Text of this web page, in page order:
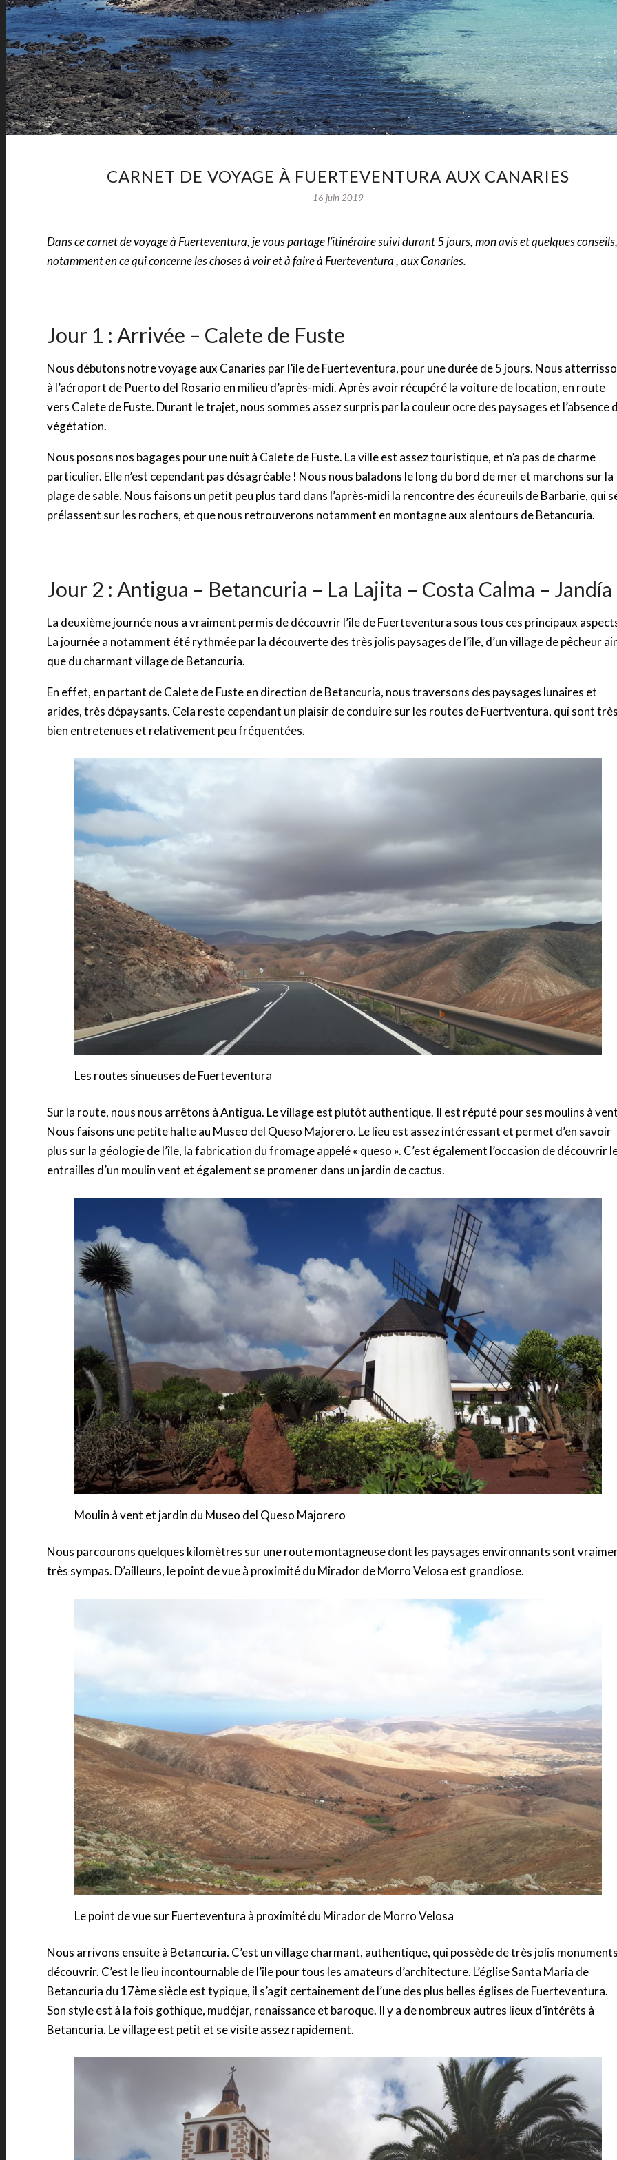
CARNET DE VOYAGE À FUERTEVENTURA AUX CANARIES
16 juin 2019
Dans ce carnet de voyage à Fuerteventura, je vous partage l’itinéraire suivi durant 5 jours, mon avis et quelques conseils,
notamment en ce qui concerne les choses à voir et à faire à Fuerteventura, aux Canaries.
Jour 1 : Arrivée – Calete de Fuste
Nous débutons notre voyage aux Canaries par l’île de Fuerteventura, pour une durée de 5 jours. Nous
à l’aéroport de Puerto del Rosario en milieu d’après-midi. Après avoir récupéré la voiture de location, en route
vers Calete de Fuste. Durant le trajet, nous sommes assez surpris par la couleur ocre des paysages et l’absence
végétation.
Nous posons nos bagages pour une nuit à Calete de Fuste. La ville est assez touristique, et n’a pas de charme
particulier. Elle n’est cependant pas désagréable ! Nous nous baladons le long du bord de mer et marchons sur la
plage de sable. Nous faisons un petit peu plus tard dans l’après-midi la rencontre des écureuils de Barbarie, qui
prélassent sur les rochers, et que nous retrouverons notamment en montagne aux alentours de Betancuria.
Jour 2 : Antigua – Betancuria – La Lajita – Costa Calma – Jandía
La deuxième journée nous a vraiment permis de découvrir l’île de Fuerteventura sous tous ces principaux
La journée a notamment été rythmée par la découverte des très jolis paysages de l’île, d’un village de pêcheur
que du charmant village de Betancuria.
En effet, en partant de Calete de Fuste en direction de Betancuria, nous traversons des paysages lunaires et
arides, très dépaysants. Cela reste cependant un plaisir de conduire sur les routes de Fuertventura, qui sont
bien entretenues et relativement peu fréquentées.
Les routes sinueuses de Fuerteventura
Sur la route, nous nous arrêtons à Antigua. Le village est plutôt authentique. Il est réputé pour ses moulins à
Nous faisons une petite halte au Museo del Queso Majorero. Le lieu est assez intéressant et permet d’en savoir
plus sur la géologie de l’île, la fabrication du fromage appelé « queso ». C’est également l’occasion de découvrir
entrailles d’un moulin vent et également se promener dans un jardin de cactus.
Moulin à vent et jardin du Museo del Queso Majorero
Nous parcourons quelques kilomètres sur une route montagneuse dont les paysages environnants sont
très sympas. D’ailleurs, le point de vue à proximité du Mirador de Morro Velosa est grandiose.
Le point de vue sur Fuerteventura à proximité du Mirador de Morro Velosa
Nous arrivons ensuite à Betancuria. C’est un village charmant, authentique, qui possède de très jolis
découvrir. C’est le lieu incontournable de l’île pour tous les amateurs d’architecture. L’église Santa Maria de
Betancuria du 17ème siècle est typique, il s’agit certainement de l’une des plus belles églises de Fuerteventura.
Son style est à la fois gothique, mudéjar, renaissance et baroque. Il y a de nombreux autres lieux d’intérêts à
Betancuria. Le village est petit et se visite assez rapidement.